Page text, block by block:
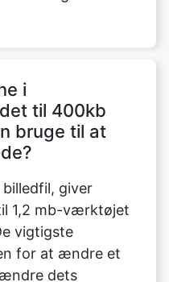
i
giver
1,2 mb-værktøjet
vigtigste
for at ændre et
dets
højde, bredde, og
viser dette